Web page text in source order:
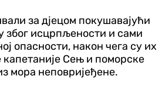
за д‌јецом покушавајући
због исцрпљености и сами
опасности, након чега су их
Сењ и поморске
мора неповријеђене.